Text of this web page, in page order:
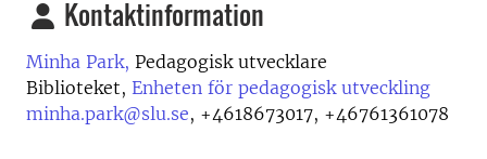
Kontaktinformation
Minha Park, Pedagogisk utvecklare
Biblioteket, Enheten för pedagogisk utveckling
minha.park@slu.se, +4618673017, +46761361078